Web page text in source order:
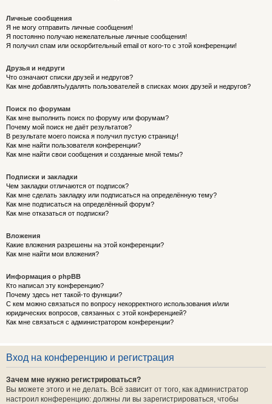
Личные сообщения
Я не могу отправить личные сообщения!
Я постоянно получаю нежелательные личные сообщения!
Я получил спам или оскорбительный email от кого-то с этой конференции!
Друзья и недруги
Что означают списки друзей и недругов?
Как мне добавлять/удалять пользователей в списках моих друзей и недругов?
Поиск по форумам
Как мне выполнить поиск по форуму или форумам?
Почему мой поиск не даёт результатов?
В результате моего поиска я получил пустую страницу!
Как мне найти пользователя конференции?
Как мне найти свои сообщения и созданные мной темы?
Подписки и закладки
Чем закладки отличаются от подписок?
Как мне сделать закладку или подписаться на определённую тему?
Как мне подписаться на определённый форум?
Как мне отказаться от подписки?
Вложения
Какие вложения разрешены на этой конференции?
Как мне найти мои вложения?
Информация о phpBB
Кто написал эту конференцию?
Почему здесь нет такой-то функции?
С кем можно связаться по вопросу некорректного использования и/или
юридических вопросов, связанных с этой конференцией?
Как мне связаться с администратором конференции?
Вход на конференцию и регистрация
Зачем мне нужно регистрироваться?
Вы можете этого и не делать. Всё зависит от того, как администратор
настроил конференцию: должны ли вы зарегистрироваться, чтобы